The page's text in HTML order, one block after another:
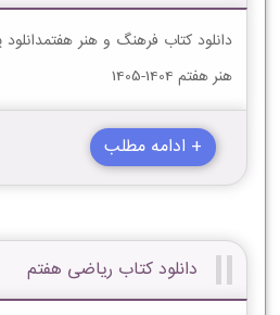
دانلود کتاب فرهنگ و هنر
هنر هفتم 1404-1405
+ ادامه مطلب
دانلود کتاب ریاضی هفتم